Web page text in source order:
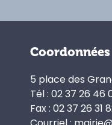
Coordonnées
5 place des
Tél : 02 37 26 46
Fax : 02 37 26 31